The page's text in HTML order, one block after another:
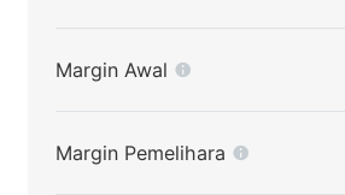
Margin Awal
Margin Pemelihara